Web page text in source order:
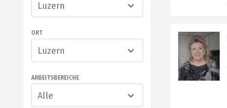
Luzern
ORT
Luzern
ARBEITSBEREICHE
Alle